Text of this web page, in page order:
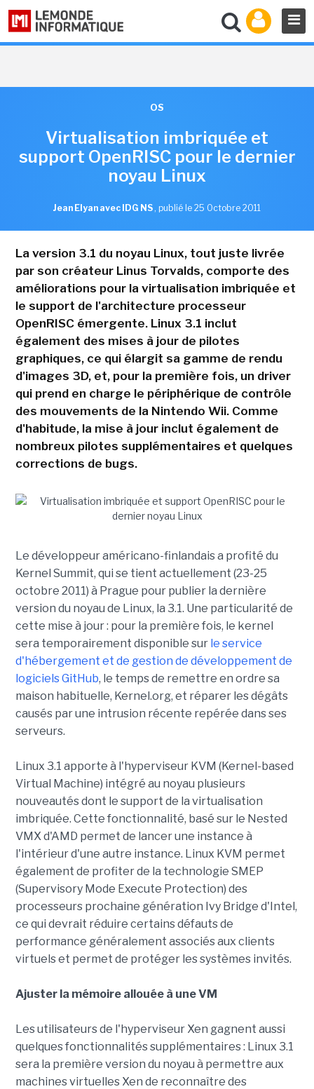
OS
Virtualisation imbriquée et
support OpenRISC pour le dernier
noyau Linux
Jean Elyan avec IDG NS , publié le 25 Octobre 2011
La version 3.1 du noyau Linux, tout juste livrée
par son créateur Linus Torvalds, comporte des
améliorations pour la virtualisation imbriquée et
le support de l'architecture processeur
OpenRISC émergente. Linux 3.1 inclut
également des mises à jour de pilotes
graphiques, ce qui élargit sa gamme de rendu
d'images 3D, et, pour la première fois, un driver
qui prend en charge le périphérique de contrôle
des mouvements de la Nintendo Wii. Comme
d'habitude, la mise à jour inclut également de
nombreux pilotes supplémentaires et quelques
corrections de bugs.
Le développeur américano-finlandais a profité du
Kernel Summit, qui se tient actuellement (23-25
octobre 2011) à Prague pour publier la dernière
version du noyau de Linux, la 3.1. Une particularité de
cette mise à jour : pour la première fois, le kernel
sera temporairement disponible sur le service
d'hébergement et de gestion de développement de
logiciels GitHub, le temps de remettre en ordre sa
maison habituelle, Kernel.org, et réparer les dégâts
causés par une intrusion récente repérée dans ses
serveurs.
Linux 3.1 apporte à l'hyperviseur KVM (Kernel-based
Virtual Machine) intégré au noyau plusieurs
nouveautés dont le support de la virtualisation
imbriquée. Cette fonctionnalité, basé sur le Nested
VMX d'AMD permet de lancer une instance à
l'intérieur d'une autre instance. Linux KVM permet
également de profiter de la technologie SMEP
(Supervisory Mode Execute Protection) des
processeurs prochaine génération Ivy Bridge d'Intel,
ce qui devrait réduire certains défauts de
performance généralement associés aux clients
virtuels et permet de protéger les systèmes invités.
Ajuster la mémoire allouée à une VM
Les utilisateurs de l'hyperviseur Xen gagnent aussi
quelques fonctionnalités supplémentaires : Linux 3.1
sera la première version du noyau à permettre aux
machines virtuelles Xen de reconnaître des